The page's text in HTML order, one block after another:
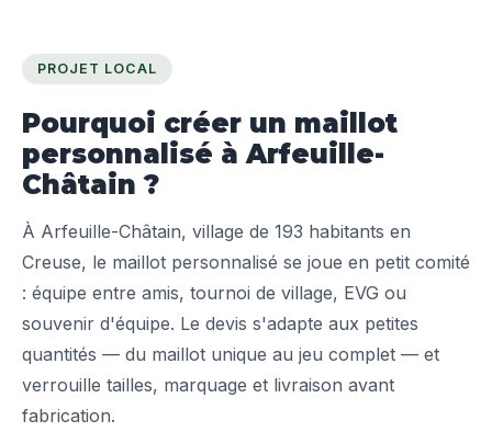
PROJET LOCAL
Pourquoi créer un maillot
personnalisé à Arfeuille-
Châtain ?
À Arfeuille-Châtain, village de 193 habitants en
Creuse, le maillot personnalisé se joue en petit comité
: équipe entre amis, tournoi de village, EVG ou
souvenir d'équipe. Le devis s'adapte aux petites
quantités — du maillot unique au jeu complet — et
verrouille tailles, marquage et livraison avant
fabrication.